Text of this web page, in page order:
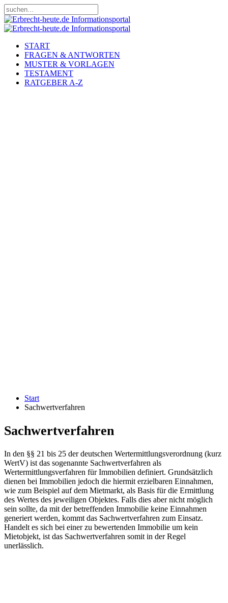
START
FRAGEN & ANTWORTEN
MUSTER & VORLAGEN
TESTAMENT
RATGEBER A-Z
Start
Sachwertverfahren
Sachwertverfahren
In den §§ 21 bis 25 der deutschen Wertermittlungsverordnung (kurz
WertV) ist das sogenannte Sachwertverfahren als
Wertermittlungsverfahren für Immobilien definiert. Grundsätzlich
dienen bei Immobilien jedoch die hiermit erzielbaren Einnahmen,
wie zum Beispiel auf dem Mietmarkt, als Basis für die Ermittlung
des Wertes des jeweiligen Objektes. Falls dies aber nicht möglich
sein sollte, da mit der betreffenden Immobilie keine Einnahmen
generiert werden, kommt das Sachwertverfahren zum Einsatz.
Handelt es sich bei einer zu bewertenden Immobilie um kein
Mietobjekt, ist das Sachwertverfahren somit in der Regel
unerlässlich.